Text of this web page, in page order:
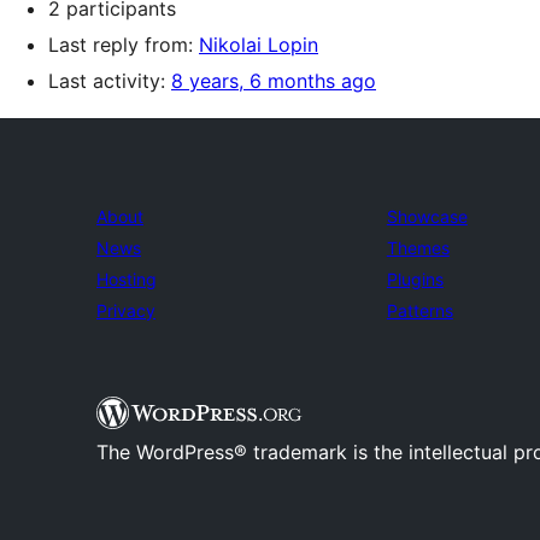
2 participants
Last reply from: Nikolai Lopin
Last activity: 8 years, 6 months ago
About
News
Hosting
Privacy
Showcase
Themes
Plugins
Patterns
The WordPress® trademark is the intellectual